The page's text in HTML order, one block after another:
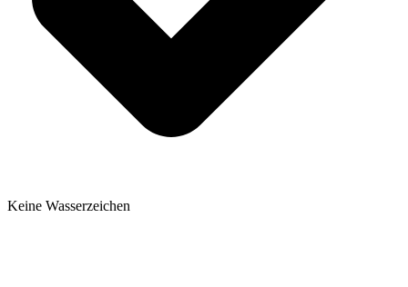
Keine Wasserzeichen